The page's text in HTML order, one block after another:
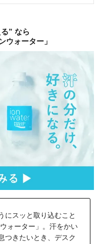
” なら
ウォーター」
にスッと取り込むこと
ォーター」。汗をかい
つきたいとき、デスク